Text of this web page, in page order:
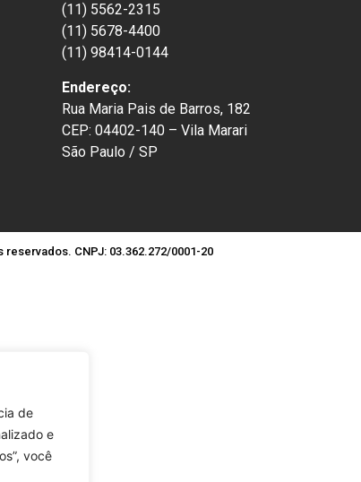
de
e
você
(11) 5562-2315
(11) 5678-4400
(11) 98414-0144
Endereço:
Rua Maria Pais de Barros, 182
CEP: 04402-140 – Vila Marari
São Paulo / SP
CNPJ: 03.362.272/0001-20